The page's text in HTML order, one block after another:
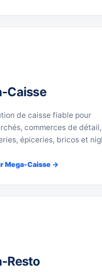
Caisse
de caisse fiable pour
commerces de détail,
épiceries, bricos et
Mega-Caisse →
Resto